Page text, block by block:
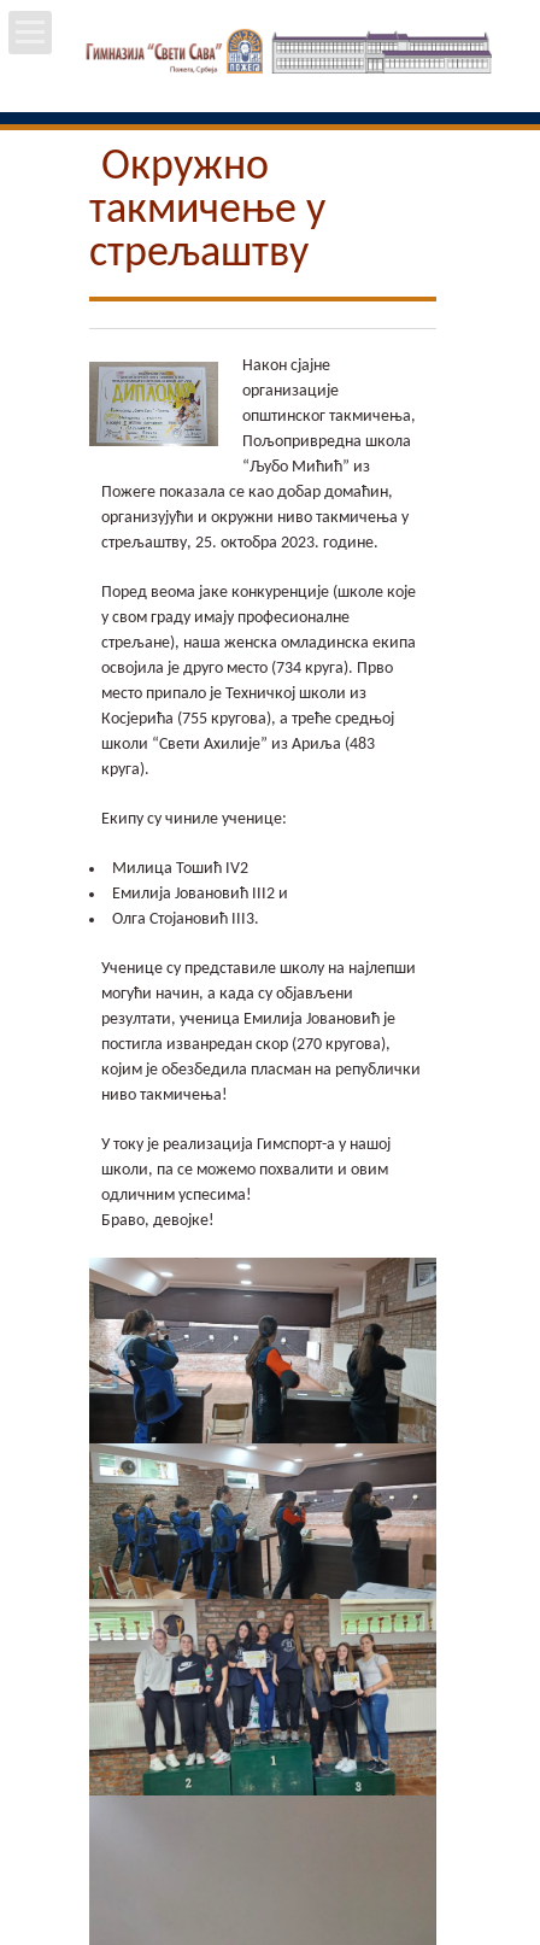
Почетна
Ученици
Гимфест 14
Јавне набавке
Окружно
такмичење у
стрељаштву
Након сјајне
организације
општинског такмичења,
Пољопривредна школа
“Љубо Мићић” из
Пожеге показала се као добар домаћин,
организујући и окружни ниво такмичења у
стрељаштву, 25. октобра 2023. године.
Поред веома јаке конкуренције (школе које
у свом граду имају професионалне
стрељане), наша женска омладинска екипа
освојила је друго место (734 круга). Прво
место припало је Техничкој школи из
Косјерића (755 кругова), а треће средњој
школи “Свети Ахилије” из Ариља (483
круга).
Екипу су чиниле ученице:
Милица Тошић IV2
Eмилија Јовановић III2 и
Олга Стојановић III3.
Ученице су представиле школу на најлепши
могући начин, а када су објављени
резултати, ученица Емилија Јовановић је
постигла изванредан скор (270 кругова),
којим је обезбедила пласман на републички
ниво такмичења!
У току је реализација Гимспорт-а у нашој
школи, па се можемо похвалити и овим
одличним успесима!
Браво, девојке!